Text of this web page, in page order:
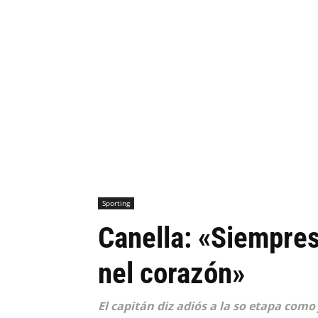
Sporting
Canella:
nel corazón»
El capitán diz adiós a la so etapa